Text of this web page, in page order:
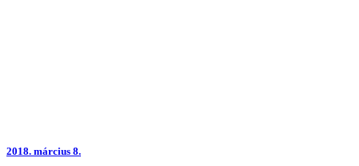
2018. március 8.